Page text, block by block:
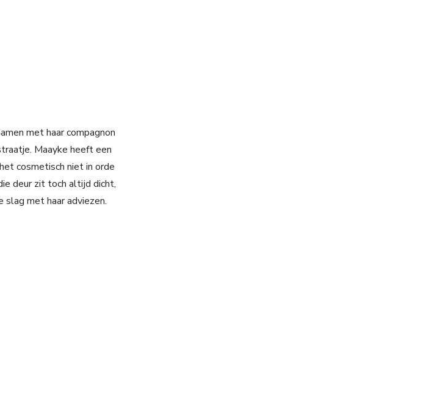
met haar compagnon
Maayke heeft een
cosmetisch niet in orde
deur zit toch altijd dicht,
slag met haar adviezen.